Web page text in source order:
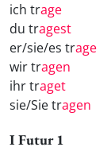
ich trage
du tragest
er/sie/es trage
wir tragen
ihr traget
sie/Sie tragen
I Futur 1